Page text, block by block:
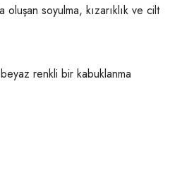
oluşan soyulma, kızarıklık ve cilt
renkli bir kabuklanma